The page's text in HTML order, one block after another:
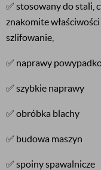
✅ stosowany do stali,
znakomite
szlifowanie,
✅ naprawy
✅ szybkie naprawy
✅ obróbka blachy
✅ budowa maszyn
✅ spoiny spawalnicze